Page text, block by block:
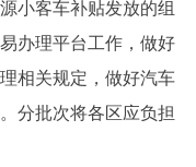
客车补贴发放的组
办理平台工作，做好
相关规定，做好汽车
分批次将各区应负担